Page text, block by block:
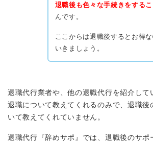
退職後も色々な手続きをする
んです。
ここからは退職後するとお得
いきましょう。
退職代行業者や、他の退職代行を紹介して
退職について教えてくれるのみで、退職後
いて教えてくれていません。
退職代行『辞めサポ』では、退職後のサポ